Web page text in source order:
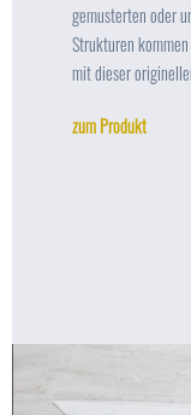
gemusterten oder
Strukturen
mit dieser
zum Produkt